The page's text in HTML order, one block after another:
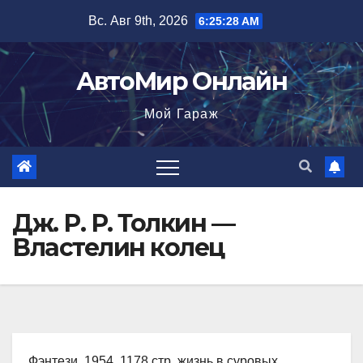
содержимому
Вс. Авг 9th, 2026 6:25:29 AM
АвтоМир Онлайн
Мой Гараж
Дж. Р. Р. Толкин —
Властелин колец